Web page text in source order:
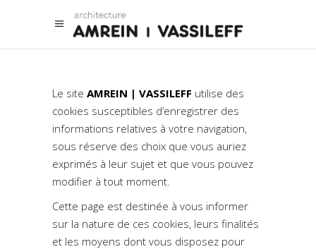
Le site AMREIN | VASSILEFF utilise des
cookies susceptibles d’enregistrer des
informations relatives à votre navigation,
sous réserve des choix que vous auriez
exprimés à leur sujet et que vous pouvez
modifier à tout moment.
Cette page est destinée à vous informer
sur la nature de ces cookies, leurs finalités
et les moyens dont vous disposez pour